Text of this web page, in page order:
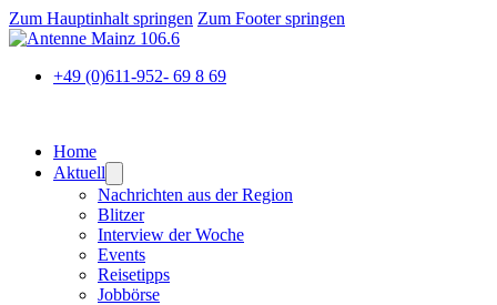
Zum Hauptinhalt springen Zum Footer springen
+49 (0)611-952- 69 8 69
Home
Aktuell
Nachrichten aus der Region
Blitzer
Interview der Woche
Events
Reisetipps
Jobbörse